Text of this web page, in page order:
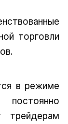
торговли
в режиме
трейдерам